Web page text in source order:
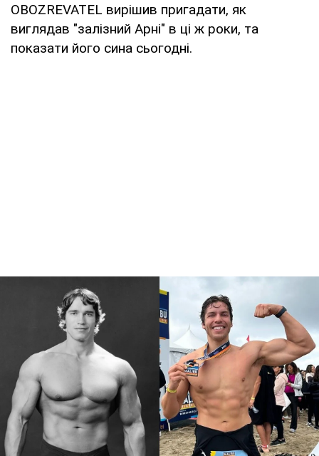
OBOZREVATEL вирішив пригадати, як
виглядав "залізний Арні" в ці ж роки, та
показати його сина сьогодні.